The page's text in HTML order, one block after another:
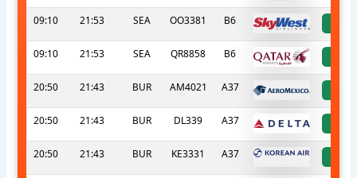
09:10 21:53 SEA OO3381 B6
09:10 21:53 SEA QR8858 B6
20:50 21:43 BUR AM4021 A37
20:50 21:43 BUR DL339 A37
20:50 21:43 BUR KE3331 A37